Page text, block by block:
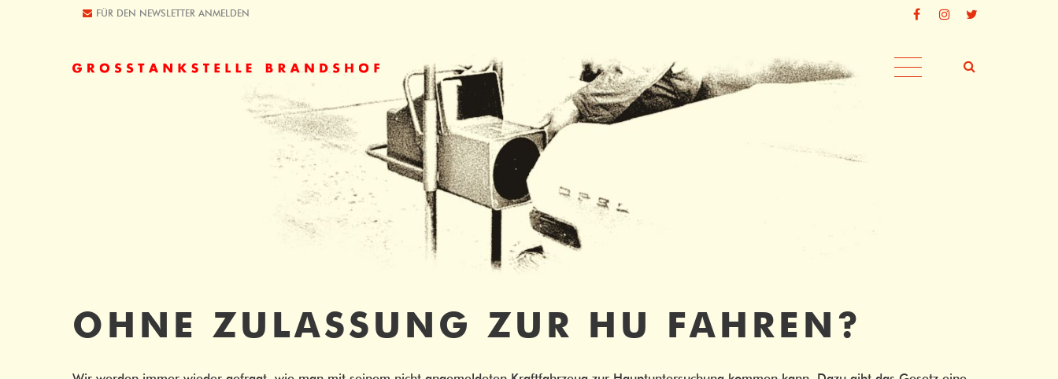
leider nicht.
leider nicht.
leider nicht.
leider nicht.
FÜR DEN NEWSLETTER ANMELDEN
OHNE ZULASSUNG ZUR HU FAHREN?